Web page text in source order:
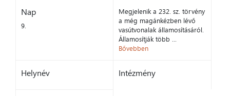
Nap
9.
Megjelenik a 232. sz. törvény
a még magánkézben lévő
vasútvonalak államosításáról.
Államosítják több ...
Bővebben
Helynév Intézmény